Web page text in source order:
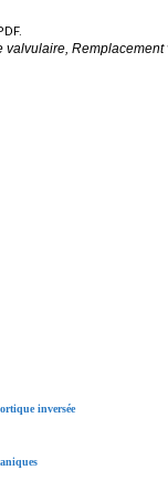
valvulaire,
inversée